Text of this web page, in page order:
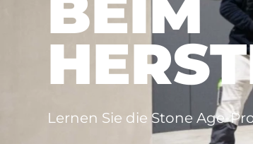
Lernen Sie die Stone Age-